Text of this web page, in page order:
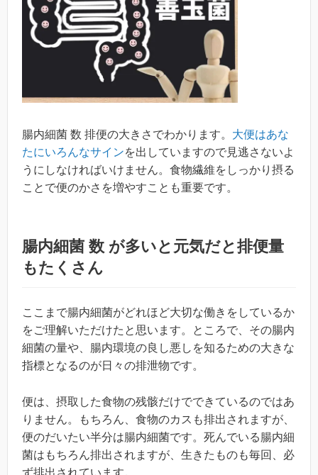
腸内細菌 数 排便の大きさでわかります。 大便はあな
たにいろんなサインを出していますので見逃さないよ
うにしなければいけません。食物繊維をしっかり摂る
ことで便のかさを増やすことも重要です。
腸内細菌 数 が多いと元気だと排便量
もたくさん
ここまで腸内細菌がどれほど大切な働きをしているか
をご理解いただけたと思います。ところで、その腸内
細菌の量や、腸内環境の良し悪しを知るための大きな
指標となるのが日々の排泄物です。
便は、摂取した食物の残骸だけでできているのではあ
りません。もちろん、食物のカスも排出されますが、
便のだいたい半分は腸内細菌です。死んでいる腸内細
菌はもちろん排出されますが、生きたものも毎回、必
ず排出されています。